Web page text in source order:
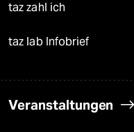
taz zahl ich
taz lab Infobrief
Veranstaltungen